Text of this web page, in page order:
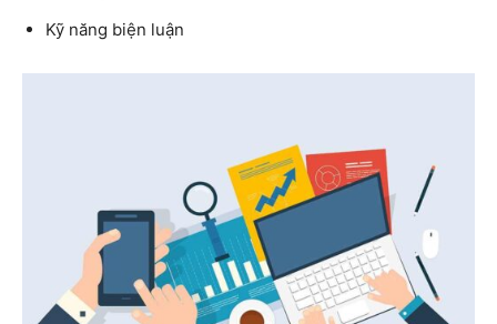
Kỹ năng biện luận